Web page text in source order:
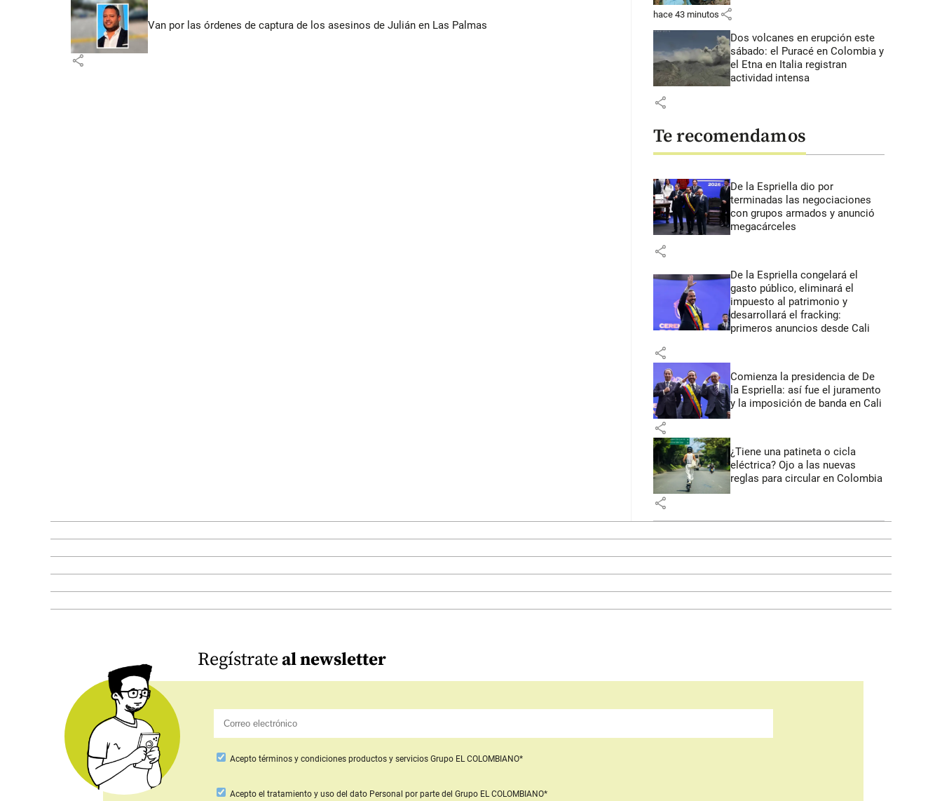
Van por las órdenes de captura de los asesinos de Julián en Las Palmas
share
hace 43 minutos share
Dos volcanes en erupción este
sábado: el Puracé en Colombia y
el Etna en Italia registran
actividad intensa
share
Te recomendamos
De la Espriella dio por
terminadas las negociaciones
con grupos armados y anunció
megacárceles
share
De la Espriella congelará el
gasto público, eliminará el
impuesto al patrimonio y
desarrollará el fracking:
primeros anuncios desde Cali
share
Comienza la presidencia de De
la Espriella: así fue el juramento
y la imposición de banda en Cali
share
¿Tiene una patineta o cicla
eléctrica? Ojo a las nuevas
reglas para circular en Colombia
share
Regístrateal newsletter
Acepto términos y condiciones productos y servicios Grupo EL COLOMBIANO*
Aceptoel tratamiento y uso del dato Personal por parte del Grupo EL COLOMBIANO*